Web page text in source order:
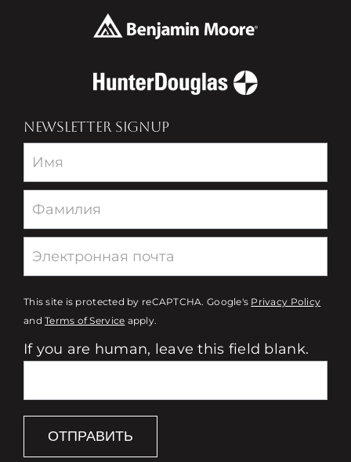
NEWSLETTER SIGNUP
Newsletter
This site is protected by reCAPTCHA. Google's Privacy Policy
andTerms of Service apply.
If you are human, leave this field blank.
ОТПРАВИТЬ